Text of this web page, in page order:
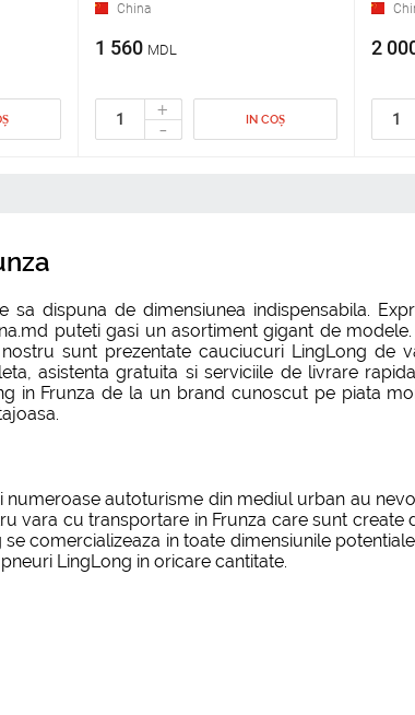
China
1 560 MDL
+
- IN COȘ
2
dispuna de dimensiunea indispensabila.
puteti gasi un asortiment gigant de
sunt prezentate cauciucuri LingLong de
asistenta gratuita si serviciile de livrare
Frunza de la un brand cunoscut pe piata
autoturisme din mediul urban au
vara cu transportare in Frunza care sunt create
comercializeaza in toate dimensiunile
LingLong in oricare cantitate.